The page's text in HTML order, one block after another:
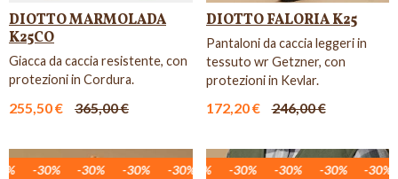
DIOTTO MARMOLADA
K25CO
Giacca da caccia resistente, con
protezioni in Cordura.
255,50 € 365,00 €
DIOTTO FALORIA K25
Pantaloni da caccia leggeri in
tessuto wr Getzner, con
protezioni in Kevlar.
172,20 € 246,00 €
-30% -30% -30% -30% -30% -30% -30% -30% -
-30% -30% -30% -30% -30% -30% -30% -30%